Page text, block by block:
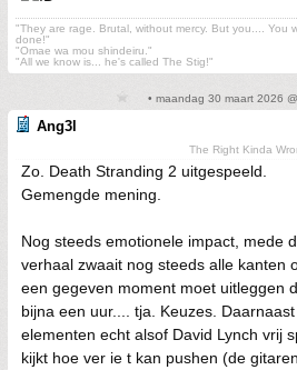
"They are rage. Brutal, without mercy. But you.... You
done!"
"Omae wa mou shindeiru."
"All we know is... he's called The Stig!"
• maandag 30 maart 2026
Ang3l
The Right Kinda
Zo. Death Stranding 2 uitgespeeld.
Gemengde mening.
Nog steeds emotionele impact, mede
verhaal zwaait nog steeds alle kanten
een gegeven moment moet uitleggen
bijna een uur.... tja. Keuzes.
elementen echt alsof David Lynch vrij
kijkt hoe ver ie t kan pushen (de